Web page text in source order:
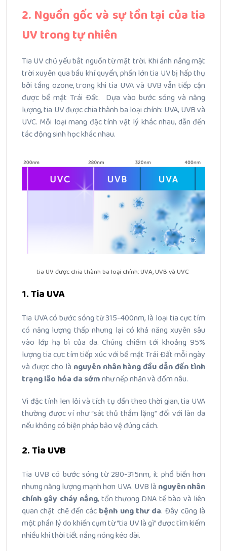
2. Nguồn gốc và sự tồn tại của tia
UV trong tự nhiên
Tia UV chủ yếu bắt nguồn từ mặt trời. Khi ánh nắng mặt
trời xuyên qua bầu khí quyển, phần lớn tia UV bị hấp thụ
bởi tầng ozone, trong khi tia UVA và UVB vẫn tiếp cận
được bề mặt Trái Đất. Dựa vào bước sóng và năng
lượng, tia UV được chia thành ba loại chính: UVA, UVB và
UVC. Mỗi loại mang đặc tính vật lý khác nhau, dẫn đến
tác động sinh học khác nhau.
tia UV được chia thành ba loại chính: UVA, UVB và UVC
1. Tia UVA
Tia UVA có bước sóng từ 315-400nm, là loại tia cực tím
có năng lượng thấp nhưng lại có khả năng xuyên sâu
vào lớp hạ bì của da.Chúng chiếm tới khoảng 95%
lượng tia cực tím tiếp xúc với bề mặt Trái Đất mỗi ngày
và được cho là nguyên nhân hàng đầu dẫn đến tình
trạng lão hóa da sớmnhư nếp nhăn và đốm nâu.
Vì đặc tính len lỏi và tích tụ dần theo thời gian, tia UVA
thường được ví như “sát thủ thầm lặng” đối với làn da
nếu không có biện pháp bảo vệ đúng cách.
2. Tia UVB
Tia UVB có bước sóng từ 280-315nm, ít phổ biến hơn
nhưng năng lượng mạnh hơn UVA. UVB là nguyên nhân
chính gây cháy nắng, tổn thương DNA tế bào và liên
quan chặt chẽ đến các bệnh ung thư da.Đây cũng là
một phần lý do khiến cụm từ “tia UV là gì” được tìm kiếm
nhiều khi thời tiết nắng nóng kéo dài.